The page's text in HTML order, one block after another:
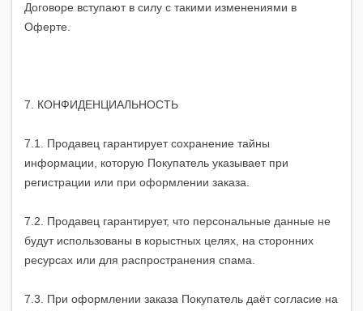
Договоре вступают в силу с такими изменениями в
Оферте.
7. КОНФИДЕНЦИАЛЬНОСТЬ
7.1. Продавец гарантирует сохранение тайны
информации, которую Покупатель указывает при
регистрации или при оформлении заказа.
7.2. Продавец гарантирует, что персональные данные не
будут использованы в корыстных целях, на сторонних
ресурсах или для распространения спама.
7.3. При оформлении заказа Покупатель даёт согласие на